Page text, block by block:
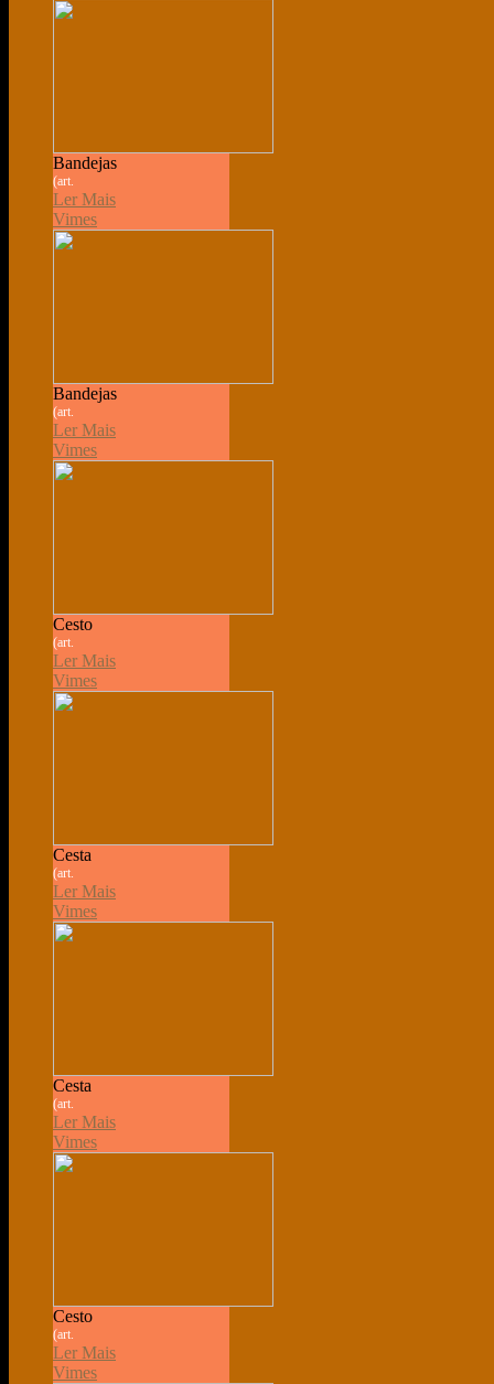
Bandejas
(art.
Ler Mais
Vimes
Bandejas
(art.
Ler Mais
Vimes
Cesto
(art.
Ler Mais
Vimes
Cesta
(art.
Ler Mais
Vimes
Cesta
(art.
Ler Mais
Vimes
Cesto
(art.
Ler Mais
Vimes